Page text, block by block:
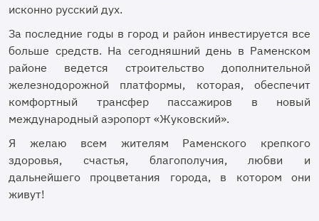
исконно русский дух.
За последние годы в город и район инвестируется все
больше средств. На сегодняшний день в Раменском
районе ведется строительство дополнительной
железнодорожной платформы, которая, обеспечит
комфортный трансфер пассажиров в новый
международный аэропорт «Жуковский».
Я желаю всем жителям Раменского крепкого
здоровья, счастья, благополучия, любви и
дальнейшего процветания города, в котором они
живут!